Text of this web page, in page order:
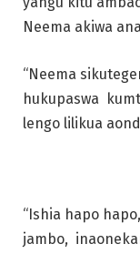
Neema akiwa
“Neema
hukupaswa
lengo lilikua
“Ishia hapo
jambo,